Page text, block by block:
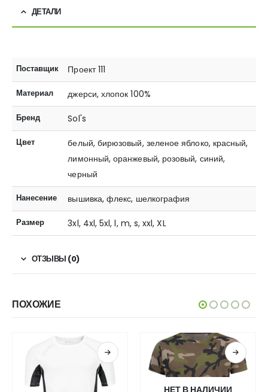
ДЕТАЛИ
Поставщик Проект 111
Материал джерси, хлопок 100%
Бренд Sol's
Цвет
белый, бирюзовый, зеленое яблоко, красный,
лимонный, оранжевый, розовый, синий,
черный
Нанесение вышивка, флекс, шелкография
Размер 3xl, 4xl, 5xl, l, m, s, xxl, XL
ОТЗЫВЫ (0)
ПОХОЖИЕ